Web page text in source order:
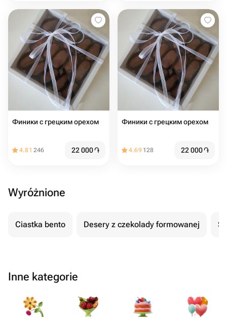
Финики с грецким орехом
4.81 246 22 000֏
Финики с грецким орехом
4.69 128 22 000֏
Wyróżnione
Ciastka bento Desery z czekolady formowanej
Inne kategorie